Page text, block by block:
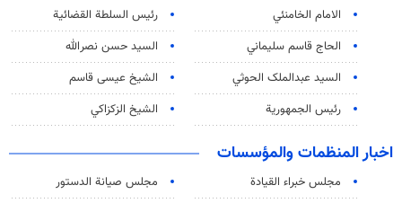
الامام الخامنئي
رئیس السلطة القضائیة
الحاج قاسم سليماني
السيد حسن نصرالله
السید عبدالملک الحوثي
الشيخ عيسى قاسم
رئيس الجمهورية
الشيخ الزكزاكي
اخبار المنظمات والمؤسسات
مجلس خبراء القيادة
مجلس صيانة الدستور